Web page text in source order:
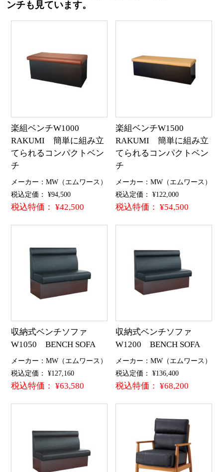
ンチも見ています。
楽組ベンチW1000
RAKUMI 簡単に組み立
てられるコンパクトベン
チ
メーカー：MW（エムワース）
税込定価： ¥94,500
税込特価： ¥42,500
楽組ベンチW1500
RAKUMI 簡単に組み立
てられるコンパクトベン
チ
メーカー：MW（エムワース）
税込定価： ¥122,000
税込特価： ¥54,500
収納式ベンチソファ
W1050 BENCH SOFA
メーカー：MW（エムワース）
税込定価： ¥127,160
税込特価： ¥63,580
収納式ベンチソファ
W1200 BENCH SOFA
メーカー：MW（エムワース）
税込定価： ¥136,400
税込特価： ¥68,200